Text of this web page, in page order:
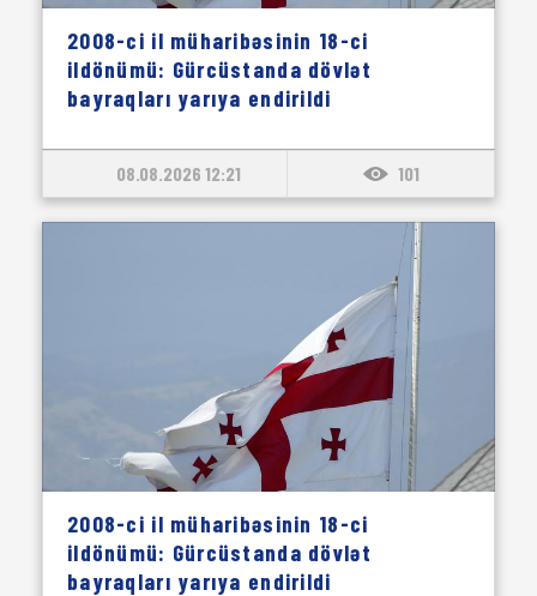
2008-ci il müharibəsinin 18-ci
ildönümü: Gürcüstanda dövlət
bayraqları yarıya endirildi
08.08.2026 12:21 101
2008-ci il müharibəsinin 18-ci
ildönümü: Gürcüstanda dövlət
bayraqları yarıya endirildi